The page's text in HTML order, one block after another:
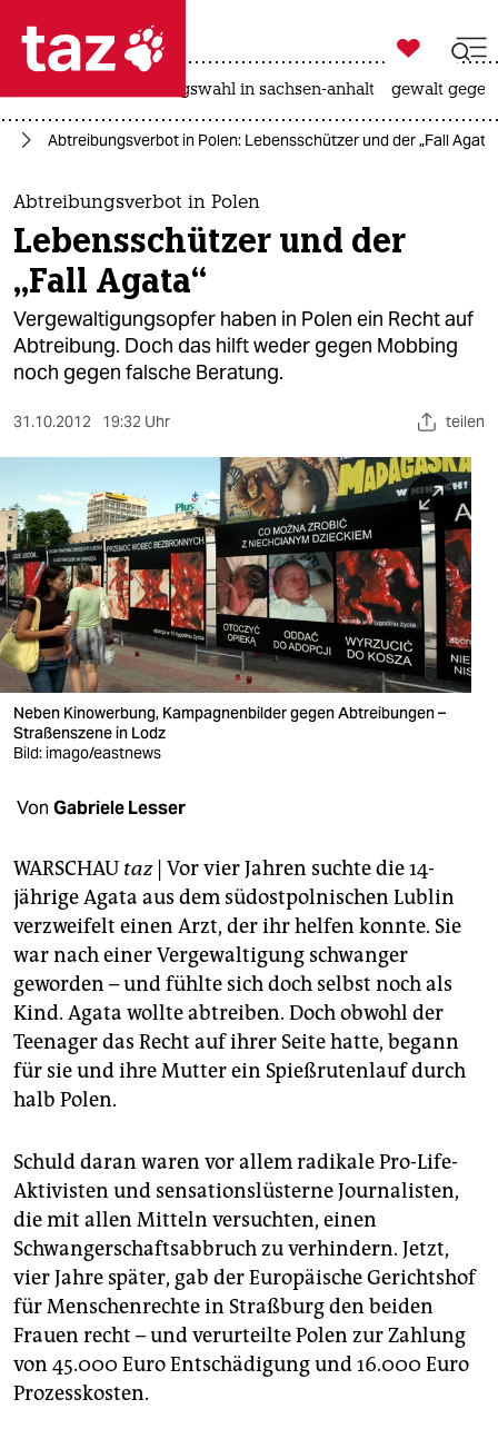
 taz zahl ich
taz zahl ich
themen
politik
öko
gesellschaft
sport
berlin
nord
wahrheit
verlag
verlag
veranstaltungen
unterstützen
abo
genossenschaft
epaper login

taz zahl ich
landtagswahl in sachsen-anhalt gewalt
Abtreibungsverbot in Polen: Lebensschützer und der „Fall
Abtreibungsverbot in Polen
Lebensschützer und der
„Fall Agata“
Vergewaltigungsopfer haben in Polen ein Recht auf
Abtreibung. Doch das hilft weder gegen Mobbing
noch gegen falsche Beratung.
31.10.2012 19:32 Uhr teilen
Neben Kinowerbung, Kampagnenbilder gegen Abtreibungen –
Straßenszene in Lodz
Bild: imago/eastnews
Von Gabriele Lesser
WARSCHAU taz| Vor vier Jahren suchte die 14-
jährige Agata aus dem südostpolnischen Lublin
verzweifelt einen Arzt, der ihr helfen konnte. Sie
war nach einer Vergewaltigung schwanger
geworden – und fühlte sich doch selbst noch als
Kind. Agata wollte abtreiben. Doch obwohl der
Teenager das Recht auf ihrer Seite hatte, begann
für sie und ihre Mutter ein Spießrutenlauf durch
halb Polen.
Schuld daran waren vor allem radikale Pro-Life-
Aktivisten und sensationslüsterne Journalisten,
die mit allen Mitteln versuchten, einen
Schwangerschaftsabbruch zu verhindern. Jetzt,
vier Jahre später, gab der Europäische Gerichtshof
für Menschenrechte in Straßburg den beiden
Frauen recht – und verurteilte Polen zur Zahlung
von 45.000 Euro Entschädigung und 16.000 Euro
Prozesskosten.